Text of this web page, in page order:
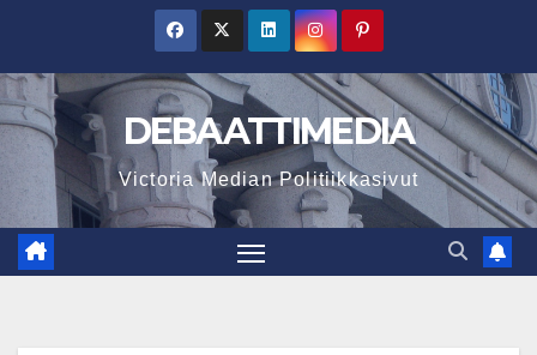
content
DEBAATTIMEDIA
Victoria Median Politiikkasivut